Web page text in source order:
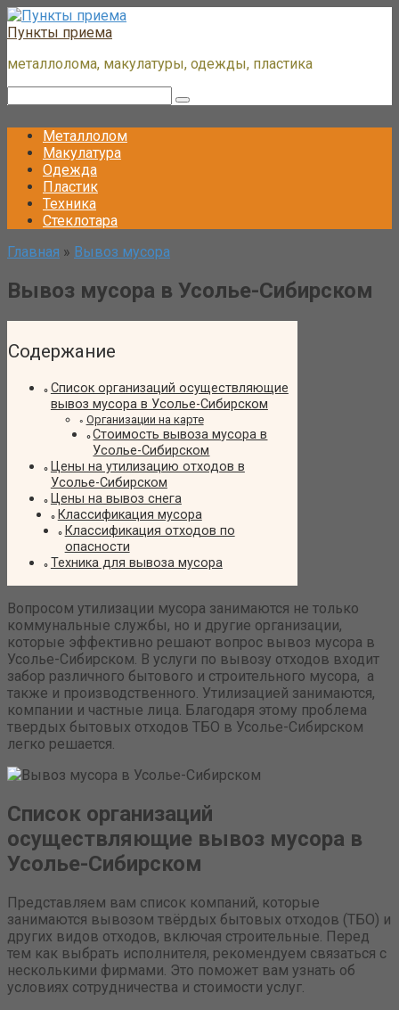
Перейти
к
Пункты приема
металлолома, макулатуры, одежды, пластика
Металлолом
Макулатура
Одежда
Пластик
Техника
Стеклотара
Главная » Вывоз мусора
Вывоз мусора в Усолье-Сибирском
Содержание
Список организаций осуществляющие
вывоз мусора в Усолье-Сибирском
Организации на карте
Стоимость вывоза мусора в
Усолье-Сибирском
Цены на утилизацию отходов в
Усолье-Сибирском
Цены на вывоз снега
Классификация мусора
Классификация отходов по
опасности
Техника для вывоза мусора
Вопросом утилизации мусора занимаются не только
коммунальные службы, но и другие организации,
которые эффективно решают вопрос вывоз мусора в
Усолье-Сибирском. В услуги по вывозу отходов входит
забор различного бытового и строительного мусора, а
также и производственного. Утилизацией занимаются,
компании и частные лица. Благодаря этому проблема
твердых бытовых отходов ТБО в Усолье-Сибирском
легко решается.
Список организаций
осуществляющие вывоз мусора в
Усолье-Сибирском
Представляем вам список компаний, которые
занимаются вывозом твёрдых бытовых отходов (ТБО) и
других видов отходов, включая строительные. Перед
тем как выбрать исполнителя, рекомендуем связаться с
несколькими фирмами. Это поможет вам узнать об
условиях сотрудничества и стоимости услуг.